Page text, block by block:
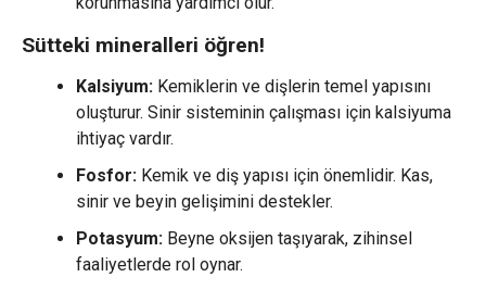
Sütteki mineralleri öğren!
Kalsiyum: Kemiklerin ve dişlerin temel yapısını
oluşturur. Sinir sisteminin çalışması için kalsiyuma
ihtiyaç vardır.
Fosfor: Kemik ve diş yapısı için önemlidir. Kas,
sinir ve beyin gelişimini destekler.
Potasyum:Beyne oksijen taşıyarak, zihinsel
faaliyetlerde rol oynar.